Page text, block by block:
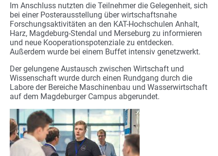
Im Anschluss nutzten die Teilnehmer die Gelegenheit, sich
bei einer Posterausstellung über wirtschaftsnahe
Forschungsaktivitäten an den KAT-Hochschulen Anhalt,
Harz, Magdeburg-Stendal und Merseburg zu informieren
und neue Kooperationspotenziale zu entdecken.
Außerdem wurde bei einem Buffet intensiv genetzwerkt.
Der gelungene Austausch zwischen Wirtschaft und
Wissenschaft wurde durch einen Rundgang durch die
Labore der Bereiche Maschinenbau und Wasserwirtschaft
auf dem Magdeburger Campus abgerundet.